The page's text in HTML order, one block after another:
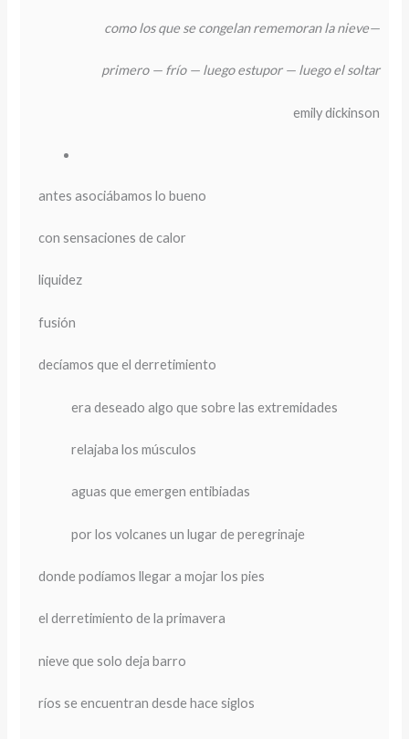
como los que se congelan rememoran la nieve—
primero — frío — luego estupor — luego el soltar
emily dickinson
antes asociábamos lo bueno
con sensaciones de calor
liquidez
fusión
decíamos que el derretimiento
era deseado algo que sobre las extremidades
relajaba los músculos
aguas que emergen entibiadas
por los volcanes un lugar de peregrinaje
donde podíamos llegar a mojar los pies
el derretimiento de la primavera
nieve que solo deja barro
ríos se encuentran desde hace siglos